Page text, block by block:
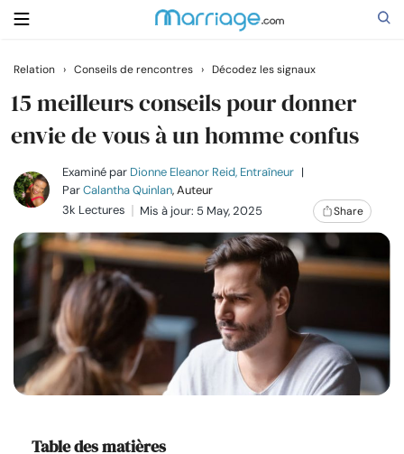
Rechercher
Se marier
Relations
Famille
Aide
Cours
Relation › Conseils de rencontres › Décodez les signaux
15 meilleurs conseils pour donner
envie de vous à un homme confus
Examiné par Dionne Eleanor Reid, Entraîneur |
ParCalantha Quinlan, Auteur
3k Lectures
Mis à jour: 5 May, 2025 Share
Table des matières